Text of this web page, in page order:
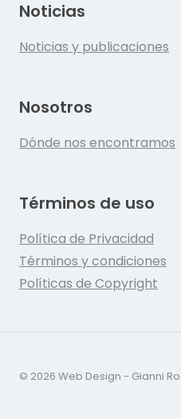
Noticias
Noticias y publicaciones
Nosotros
Dónde nos encontramos
Términos de uso
Política de Privacidad
Términos y condiciones
Políticas de Copyright
© 2026 Web Design - Gianni